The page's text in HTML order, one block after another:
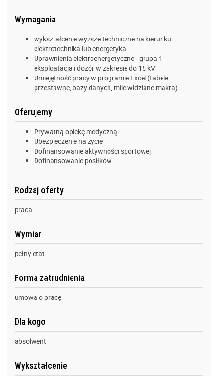
Wymagania
wykształcenie wyższe techniczne na kierunku
elektrotechnika lub energetyka
Uprawnienia elektroenergetyczne - grupa 1 -
eksploatacja i dozór w zakresie do 15 kV
Umiejętność pracy w programie Excel (tabele
przestawne, bazy danych, mile widziane makra)
Oferujemy
Prywatną opiekę medyczną
Ubezpieczenie na życie
Dofinansowanie aktywności sportowej
Dofinansowanie posiłków
Rodzaj oferty
praca
Wymiar
pełny etat
Forma zatrudnienia
umowa o pracę
Dla kogo
absolwent
Wykształcenie